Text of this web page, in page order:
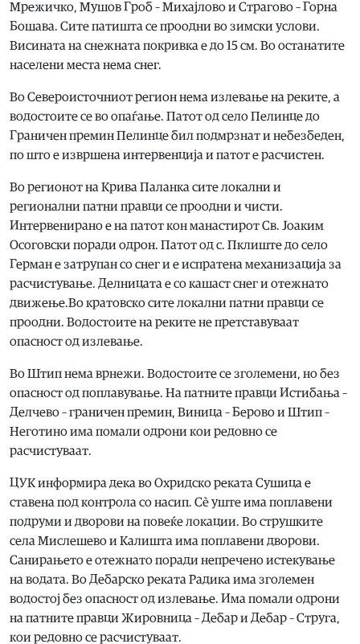
Мрежичко, Мушов Гроб – Михајлово и Страгово – Горна
Бошава. Сите патишта се проодни во зимски услови.
Висината на снежната покривка е до 15 см. Во останатите
населени места нема снег.
Во Североисточниот регион нема излевање на реките, а
водостоите се во опаѓање. Патот од село Пелинце до
Граничен премин Пелинце бил подмрзнат и небезбеден,
по што е извршена интервенција и патот е расчистен.
Во регионот на Крива Паланка сите локални и
регионални патни правци се проодни и чисти.
Интервенирано е на патот кон манастирот Св. Јоаким
Осоговски поради одрон. Патот од с. Пклиште до село
Герман е затрупан со снег и е испратена механизација за
расчистување. Делницата е со кашаст снег и отежнато
движење.Во кратовско сите локални патни правци се
проодни. Водостоите на реките не претставуваат
опасност од излевање.
Во Штип нема врнежи. Водостоите се зголемени, но без
опасност од поплавување. На патните правци Истибања –
Делчево – граничен премин, Виница – Берово и Штип –
Неготино има помали одрони кои редовно се
расчистуваат.
ЦУК информира дека во Охридско реката Сушица е
ставена под контрола со насип. Сè уште има поплавени
подруми и дворови на повеќе локации. Во струшките
села Мислешево и Калишта има поплавени дворови.
Санирањето е отежнато поради непречено истекување
на водата. Во Дебарско реката Радика има зголемен
водостој без опасност од излевање. Има помали одрони
на патните правци Жировница – Дебар и Дебар – Струга,
кои редовно се расчистуваат.